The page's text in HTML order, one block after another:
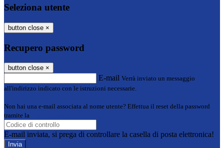
Seleziona utente
button close ×
Recupero password
button close ×
E-mail Verrà inviato un messaggio
all'indirizzo indicato con le istruzioni necessarie.
Non hai una e-mail associata al nome utente? Effettua il reset della password
tramite la
E-mail inviata, si prega di controllare la casella di posta elettronica!